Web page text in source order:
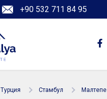
+90 532 711 84 95
Турция Стамбул Малтепе